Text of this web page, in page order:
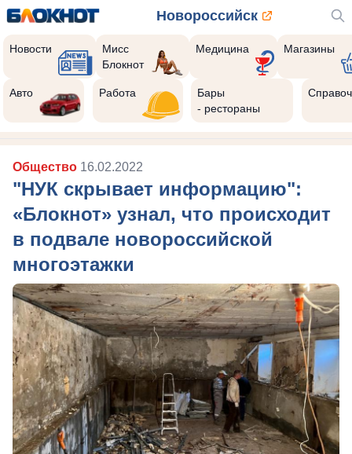
Новороссийск
Новости
Мисс
Блокнот
Медицина Магазины
Авто Работа
Бары
- рестораны
Общество 16.02.2022
"НУК скрывает информацию":
«Блокнот» узнал, что происходит
в подвале новороссийской
многоэтажки